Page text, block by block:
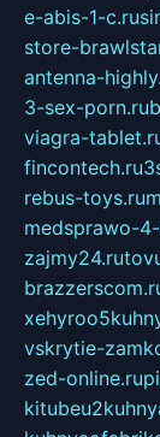
e-abis-1-c.ru
store-
antenna-
3-sex-porn.ru
viagra-
fincontech.ru
rebus-toys.ru
medsprawo-
zajmy24.ru
vskrytie-
zed-online.ru